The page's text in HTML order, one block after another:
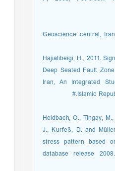
[16]- Geoscience central,
[17]- Hajialibeigi, H.,
Deep Seated Fault
Iran, An Integrated
Islamic
[18]- Heidbach, O.,
J., Kurfeß, D. and
stress pattern based
database release